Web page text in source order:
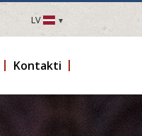
LV
LV
FR
Kontakti